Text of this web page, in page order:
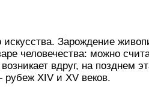
Зарождение
человечества: можно
вдруг, на позднем
XIV и XV веков.